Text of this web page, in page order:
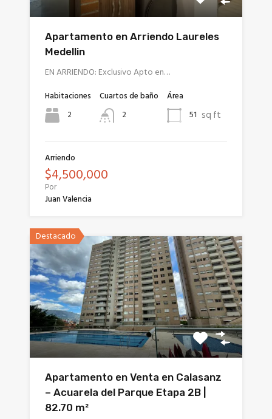
Apartamento en Arriendo Laureles
Medellin
EN ARRIENDO: Exclusivo Apto en…
Habitaciones
2
Cuartos de baño
2
Área
51 sq ft
Arriendo
$4,500,000
Por
Juan Valencia
Destacado
Apartamento en Venta en Calasanz
– Acuarela del Parque Etapa 2B |
82.70 m²